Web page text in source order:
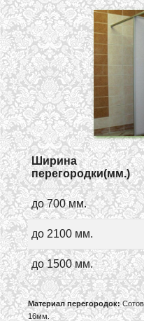
Ширина
перегородки(мм.)
до 700 мм.
до 2100 мм.
до 1500 мм.
Материал перегородок:
16мм.